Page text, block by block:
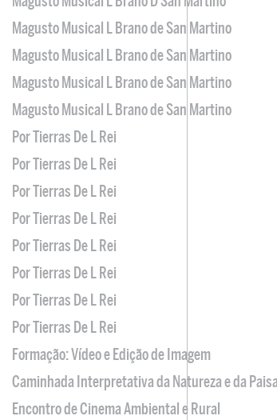
Magusto Musical L Brano de San Martino
Magusto Musical L Brano de San Martino
Magusto Musical L Brano de San Martino
Magusto Musical L Brano de San Martino
Por Tierras De L Rei
Por Tierras De L Rei
Por Tierras De L Rei
Por Tierras De L Rei
Por Tierras De L Rei
Por Tierras De L Rei
Por Tierras De L Rei
Por Tierras De L Rei
Formação: Vídeo e Edição de Imagem
Caminhada Interpretativa da Natureza e da
Encontro de Cinema Ambiental e Rural